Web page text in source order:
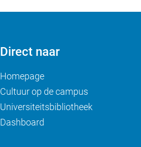
Direct naar
Homepage
Cultuur op de campus
Universiteitsbibliotheek
Dashboard